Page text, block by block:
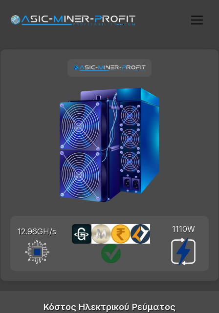
12.96GH/s 1110W
Κόστος Ηλεκτρικού Ρεύματος